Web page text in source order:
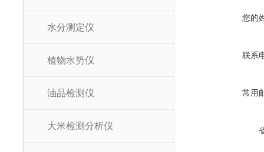
水分测定仪
植物水势仪
油品检测仪
大米检测分析仪
您的
联系
常用